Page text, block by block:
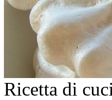
Ricetta di